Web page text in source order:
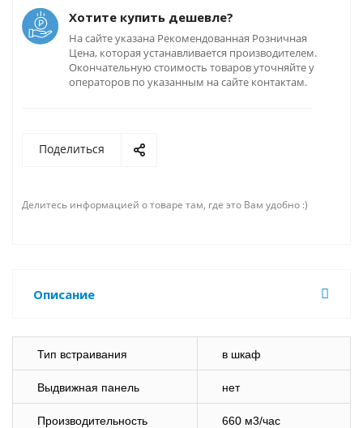
Хотите купить дешевле?
На сайте указана Рекомендованная Розничная
Цена, которая устанавливается производителем.
Окончательную стоимость товаров уточняйте у
операторов по указанным на сайте контактам.
Поделиться
Делитесь информацией о товаре там, где это Вам удобно :)
Описание
Тип встраивания в шкаф
Выдвижная панель нет
Производительность 660 м3/час